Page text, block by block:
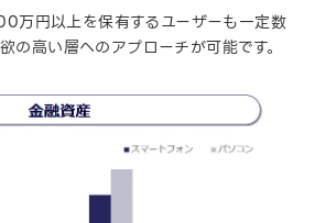
万円以上を保有するユーザーも一定数
の高い層へのアプローチが可能です。